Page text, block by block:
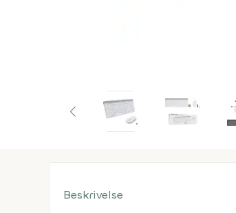
Beskrivelse